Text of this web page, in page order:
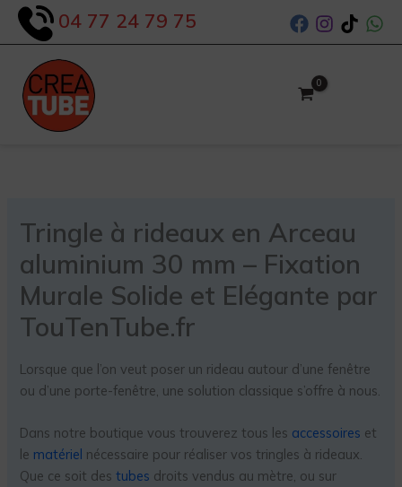
Aller
04 77 24 79 75
Tringle à rideaux en Arceau
aluminium 30 mm – Fixation
Murale Solide et Elégante par
TouTenTube.fr
Lorsque que l’on veut poser un rideau autour d’une fenêtre
ou d’une porte-fenêtre, une solution classique s’offre à nous.
Dans notre boutique vous trouverez tous les accessoires et
le matériel nécessaire pour réaliser vos tringles à rideaux.
Que ce soit destubes droits vendus au mètre, ou sur